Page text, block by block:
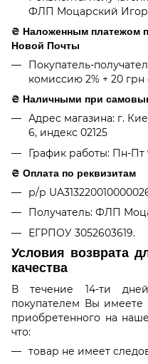
ФЛП Моцарский
₴ Наложенным платежом
Новой Почты
Покупатель-
комиссию 2% + 20 грн
₴ Наличными при
Адрес магазина: г.
6, индекс 02125
График работы: Пн-Пт
₴ Оплата по реквизитам
р/р
Получатель: ФЛП
ЕГРПОУ 3052603619.
Условия возврата
качества
В течение 14-ти
покупателем Вы
приобретенного на
что:
товар не имеет